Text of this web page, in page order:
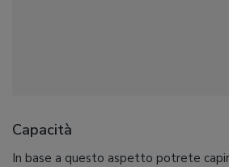
Capacità
In base a questo aspetto potrete